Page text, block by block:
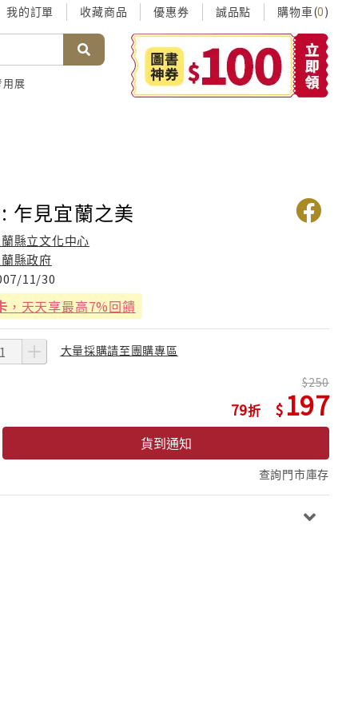
我的訂單 收藏商品 優惠券 誠品點 購物車(0)
用展
乍見宜蘭之美
縣立文化中心
縣政府
11/30
，天天享最高7%回饋
大量採購請至團購專區
79
250
197
貨到通知
查詢門市庫存